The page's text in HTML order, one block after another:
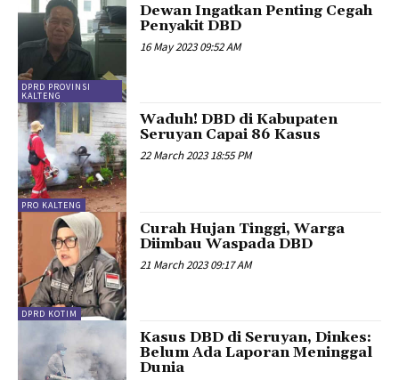
DPRD PROVINSI
KALTENG
Dewan Ingatkan Penting Cegah
Penyakit DBD
16 May 2023 09:52 AM
PRO KALTENG
Waduh! DBD di Kabupaten
Seruyan Capai 86 Kasus
22 March 2023 18:55 PM
DPRD KOTIM
Curah Hujan Tinggi, Warga
Diimbau Waspada DBD
21 March 2023 09:17 AM
Kasus DBD di Seruyan, Dinkes:
Belum Ada Laporan Meninggal
Dunia